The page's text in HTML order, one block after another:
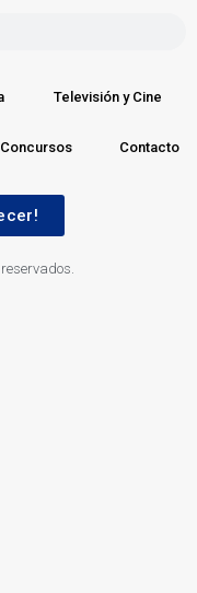
Televisión y Cine
Concursos Contacto